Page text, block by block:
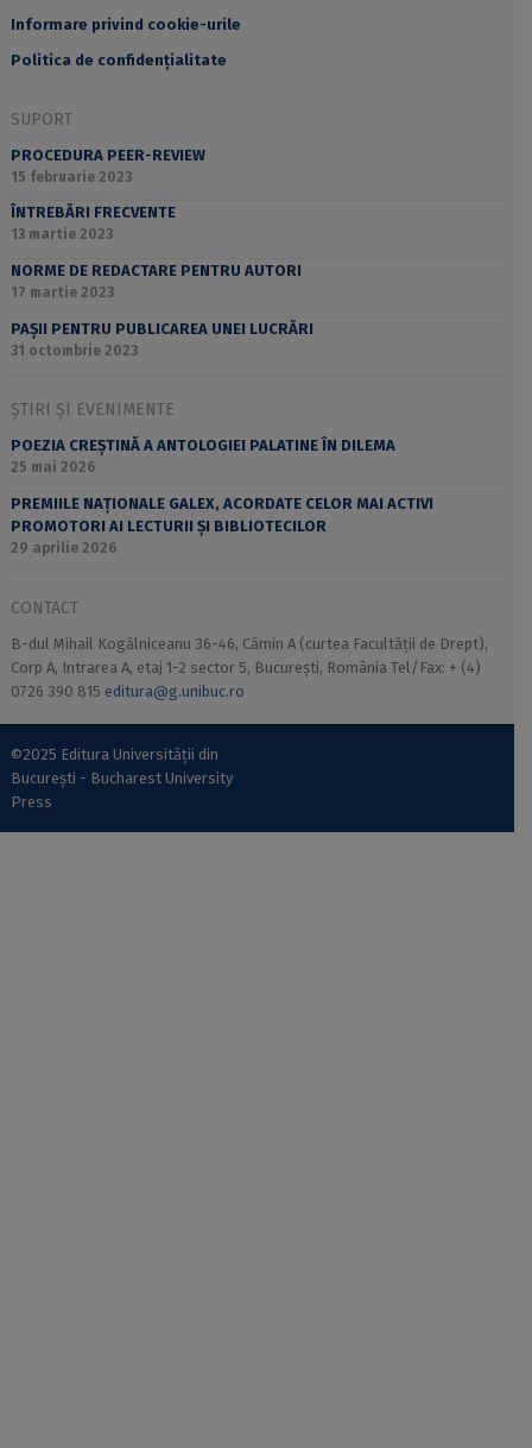
Informare privind cookie-urile
Politica de confidențialitate
SUPORT
PROCEDURA PEER-REVIEW
15 februarie 2023
ÎNTREBĂRI FRECVENTE
13 martie 2023
NORME DE REDACTARE PENTRU AUTORI
17 martie 2023
PAȘII PENTRU PUBLICAREA UNEI LUCRĂRI
31 octombrie 2023
ȘTIRI ȘI EVENIMENTE
POEZIA CREȘTINĂ A ANTOLOGIEI PALATINE ÎN DILEMA
25 mai 2026
PREMIILE NAȚIONALE GALEX, ACORDATE CELOR MAI ACTIVI
PROMOTORI AI LECTURII ȘI BIBLIOTECILOR
29 aprilie 2026
CONTACT
B-dul Mihail Kogălniceanu 36-46, Cămin A (curtea Facultății de Drept),
Corp A, Intrarea A, etaj 1-2 sector 5, București, România Tel/Fax: + (4)
0726 390 815 editura@g.unibuc.ro
©2025 Editura Universității din
București - Bucharest University
Press